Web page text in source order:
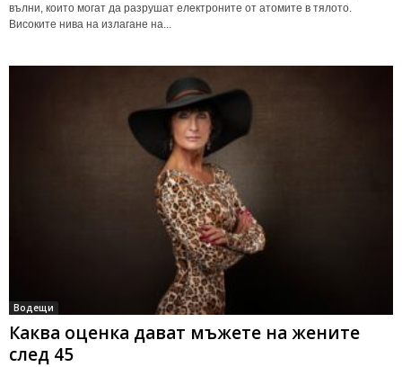
вълни, които могат да разрушат електроните от атомите в тялото.
Високите нива на излагане на...
Водещи
Каква оценка дават мъжете на жените
след 45